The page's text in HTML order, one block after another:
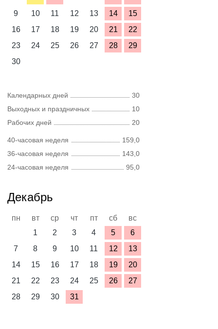
9
10 11 12 13 14
15
16
17 18 19 20 21
22
23
24 25 26 27 28
29
30
Календарных дней
30
Выходных и праздничных
10
Рабочих дней
20
40-часовая неделя
159,0
36-часовая неделя
143,0
24-часовая неделя
95,0
Декабрь
пн вт ср чт пт сб
вс
1
2 3 4 5
6
7
8 9 10 11 12
13
14
15 16 17 18 19
20
21
22 23 24 25 26
27
28
29 30 31